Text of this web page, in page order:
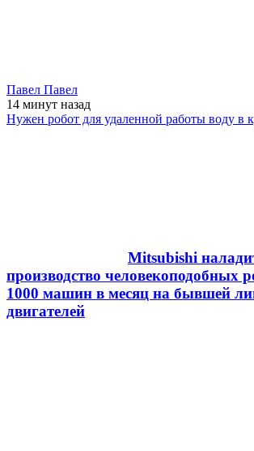
Павел Павел
14 минут назад
Нужен робот для удаленной работы воду в
Mitsubishi
производство человекоподобных
1000 машин в месяц на бывшей
двигателей